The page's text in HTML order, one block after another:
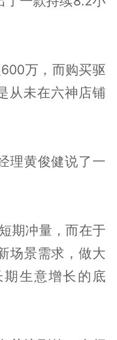
万，而购买驱
从未在六神店铺
理黄俊健说了一
期冲量，而在于
场景需求，做大
生意增长的底